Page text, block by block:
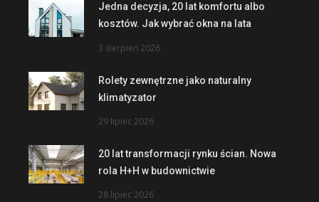
Jedna decyzja, 20 lat komfortu albo
kosztów. Jak wybrać okna na lata
3 sierpień 2026
Rolety zewnętrzne jako naturalny
klimatyzator
29 lipiec 2026
20 lat transformacji rynku ścian. Nowa
rola H+H w budownictwie
28 lipiec 2026